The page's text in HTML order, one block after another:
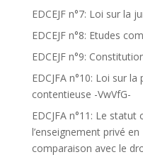
EDCEJF n°7: Loi sur la
EDCEJF n°8: Etudes
EDCEJF n°9:
EDCJFA n°10: Loi sur
contentieuse -VwVfG-
EDCJFA n°11: Le
l’enseignement privé
comparaison avec le